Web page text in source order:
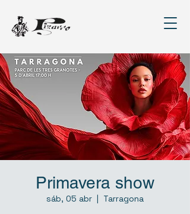
Primavera show
sáb, 05 abr
  |
Tarragona